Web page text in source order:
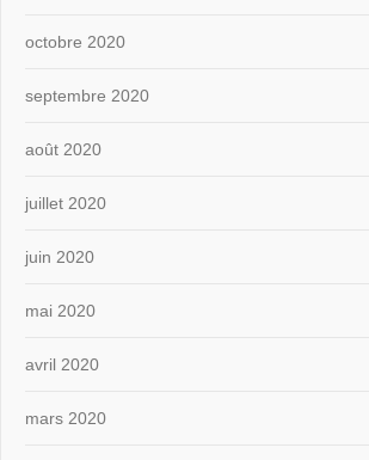
octobre 2020
septembre 2020
août 2020
juillet 2020
juin 2020
mai 2020
avril 2020
mars 2020